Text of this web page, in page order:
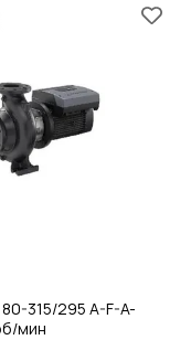
315/295 A-F-A-
мин